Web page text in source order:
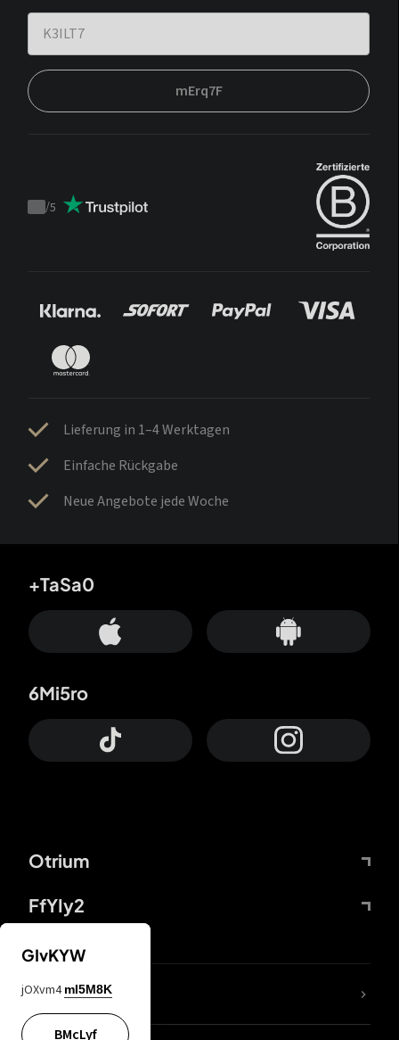
mErq7F
Trustpilot
/5
Lieferung in 1–4 Werktagen
Einfache Rückgabe
Neue Angebote jede Woche
Otrium
FfYIy2
+TaSa0
6Mi5ro
DDcvSo
GIvKYW
jOXvm4 mI5M8K
BMcLyf